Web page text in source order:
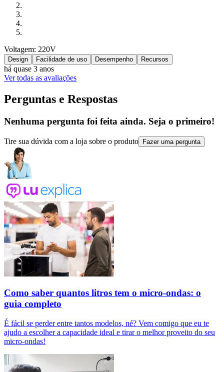
Voltagem: 220V
Design Facilidade de uso Desempenho Recursos
há quase 3 anos
Ver todas as avaliações
Perguntas e Respostas
Nenhuma pergunta foi feita ainda. Seja o primeiro!
Tire sua dúvida com a loja sobre o produto Fazer uma pergunta
Como saber quantos litros tem o micro-ondas: o
guia completo
É fácil se perder entre tantos modelos, né? Vem comigo que eu te
ajudo a escolher a capacidade ideal e tirar o melhor proveito do seu
micro-ondas!